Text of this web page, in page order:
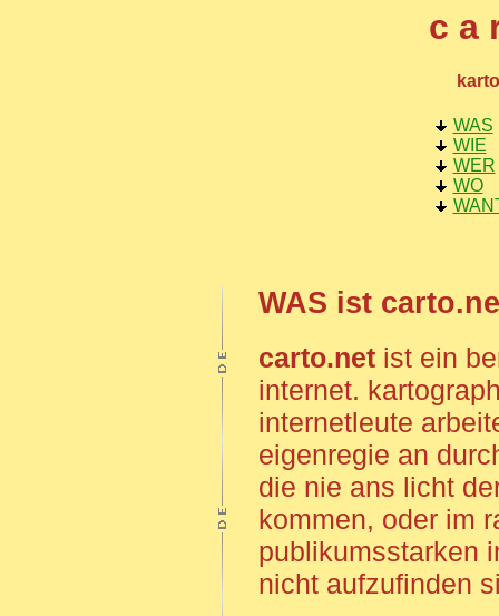
c a
WAS
WIE
WER
WO
WAS ist
carto.net ist ein
internet.
internetleute
eigenregie an
die nie ans licht
kommen, oder im
publikumsstarken
nicht aufzufinden